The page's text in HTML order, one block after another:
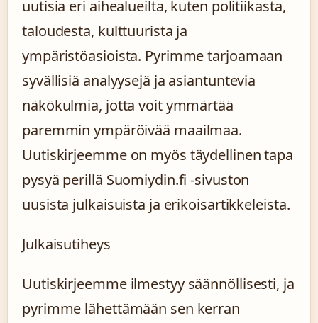
uutisia eri aihealueilta, kuten politiikasta,
taloudesta, kulttuurista ja
ympäristöasioista. Pyrimme tarjoamaan
syvällisiä analyysejä ja asiantuntevia
näkökulmia, jotta voit ymmärtää
paremmin ympäröivää maailmaa.
Uutiskirjeemme on myös täydellinen tapa
pysyä perillä Suomiydin.fi -sivuston
uusista julkaisuista ja erikoisartikkeleista.
Julkaisutiheys
Uutiskirjeemme ilmestyy säännöllisesti, ja
pyrimme lähettämään sen kerran